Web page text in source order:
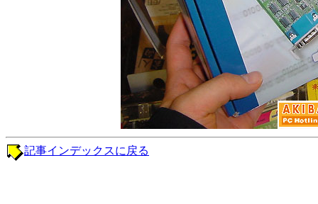
記事インデックスに戻る